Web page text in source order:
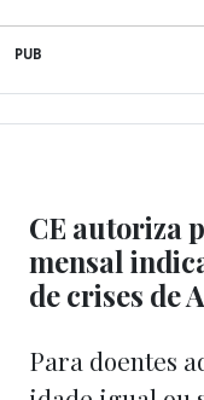
to
content
PUB
CE autoriza
mensal
de crises de
Para doentes